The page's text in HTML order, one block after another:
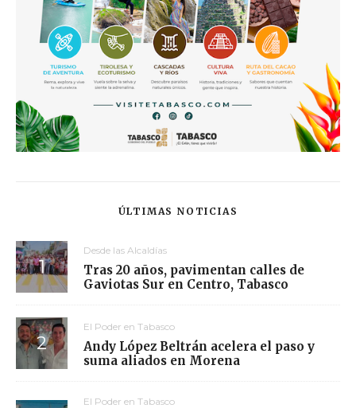
ÚLTIMAS NOTICIAS
Desde las Alcaldías
Tras 20 años, pavimentan calles de
Gaviotas Sur en Centro, Tabasco
El Poder en Tabasco
Andy López Beltrán acelera el paso y
suma aliados en Morena
El Poder en Tabasco